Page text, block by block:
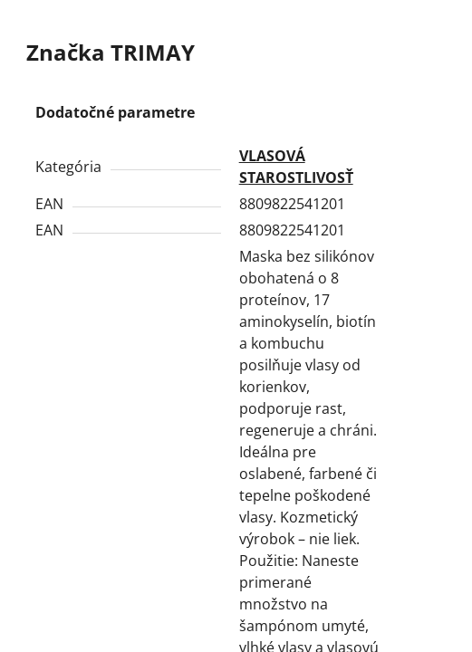
Značka TRIMAY
Dodatočné parametre
Kategória
VLASOVÁ
STAROSTLIVOSŤ
EAN
8809822541201
EAN
8809822541201
Maska bez silikónov
obohatená o 8
proteínov, 17
aminokyselín, biotín
a kombuchu
posilňuje vlasy od
korienkov,
podporuje rast,
regeneruje a chráni.
Ideálna pre
oslabené, farbené či
tepelne poškodené
vlasy. Kozmetický
výrobok – nie liek.
Použitie: Naneste
primerané
množstvo na
šampónom umyté,
vlhké vlasy a vlasovú